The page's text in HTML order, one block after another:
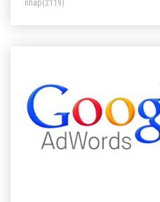
nhập(2119)